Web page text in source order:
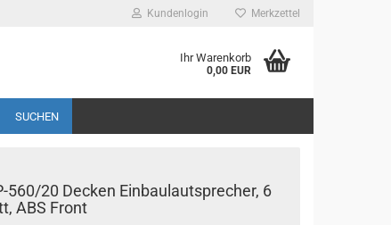
Kundenlogin Merkzettel
Ihr Warenkorb
0,00 EUR
SUCHEN
560/20 Decken Einbaulautsprecher, 6
ABS Front